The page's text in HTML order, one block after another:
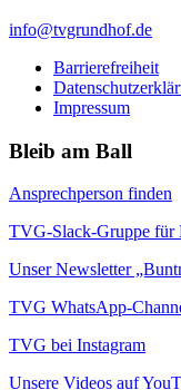
info@tvgrundhof.de
Barrierefreiheit
Impressum
Bleib am Ball
Ansprechperson finden
TVG-Slack-Gruppe für
Unser Newsletter
TVG WhatsApp-
TVG bei Instagram
Unsere Videos auf